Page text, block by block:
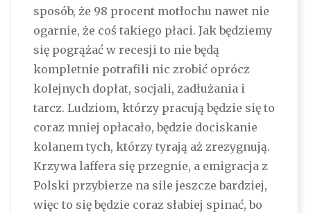
sposób, że 98 procent motłochu nawet nie
ogarnie, że coś takiego płaci. Jak będziemy
się pogrążać w recesji to nie będą
kompletnie potrafili nic zrobić oprócz
kolejnych dopłat, socjali, zadłużania i
tarcz. Ludziom, którzy pracują będzie się to
coraz mniej opłacało, będzie dociskanie
kolanem tych, którzy tyrają aż zrezygnują.
Krzywa laffera się przegnie, a emigracja z
Polski przybierze na sile jeszcze bardziej,
więc to się będzie coraz słabiej spinać, bo